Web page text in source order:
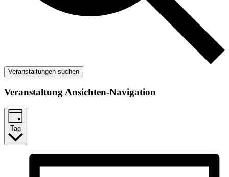
Veranstaltungen suchen
Veranstaltung Ansichten-Navigation
Tag